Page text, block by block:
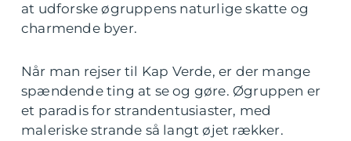
at udforske øgruppens naturlige skatte og
charmende byer.
Når man rejser til Kap Verde, er der mange
spændende ting at se og gøre. Øgruppen er
et paradis for strandentusiaster, med
maleriske strande så langt øjet rækker.